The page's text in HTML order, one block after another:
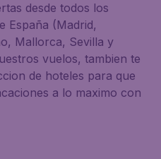
desde todos los
España (Madrid,
Mallorca, Sevilla y
vuelos, tambien te
de hoteles para que
a lo maximo con